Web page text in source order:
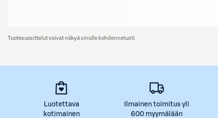
Tuotesuosittelut voivat näkyä sinulle kohdennetusti
Luotettava
kotimainen
Ilmainen toimitus yli
600 myymälään